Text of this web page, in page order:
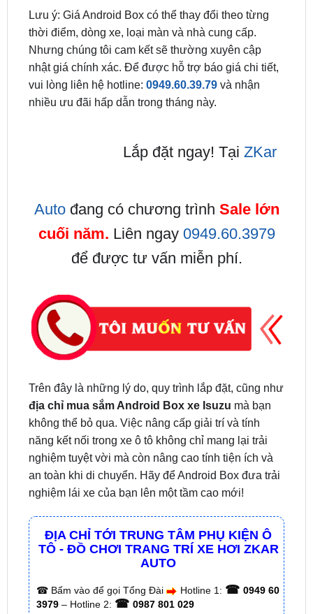
Nhưng chúng tôi cam kết sẽ thường xuyên cập
nhật giá chính xác. Để được hỗ trợ báo giá chi tiết,
vui lòng liên hệ hotline:0949.60.39.79 và nhận
nhiều ưu đãi hấp dẫn trong tháng này.
để được tư vấn miễn phí.
Trên đây là những lý do, quy trình lắp đặt, cũng như
không thể bỏ qua. Việc nâng cấp giải trí và tính
năng kết nối trong xe ô tô không chỉ mang lại trải
nghiệm tuyệt vời mà còn nâng cao tính tiện ích và
an toàn khi di chuyển. Hãy để Android Box đưa trải
nghiệm lái xe của bạn lên một tầm cao mới!
ĐỊA CHỈ TỚI TRUNG TÂM PHỤ KIỆN Ô
TÔ - ĐỒ CHƠI TRANG TRÍ XE HƠI ZKAR
☎Bấm vào để gọi Tổng Đài Hotline 1:☎ 0949 60
0987 801 029
✅ Tới nâng cấp, lắp đặt tận nơi tại Tp.HCM và
các tỉnh lân cận